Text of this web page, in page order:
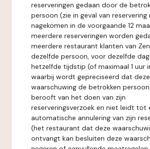
reserveringen gedaan door de
persoon (zie in geval van reservering
nagekomen in de voorgaande 12
meerdere reserveringen worden
meerdere restaurant klanten van
dezelfde persoon, voor dezelfde
hetzelfde tijdstip (of maximaal 1 uur
waarbij wordt gepreciseerd dat deze
waarschuwing de betrokken
berooft van het doen van zijn
reserveringsverzoek en niet leidt tot
automatische annulering van zijn
(het restaurant dat deze
ontvangt kan besluiten deze